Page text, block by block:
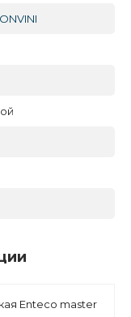
Enteco master